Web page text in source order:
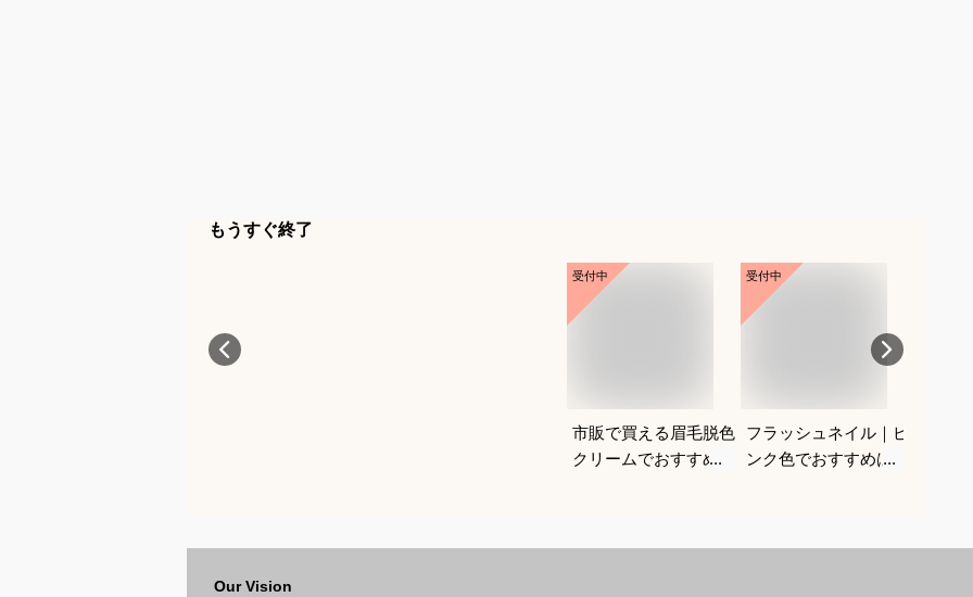
もうすぐ終了
受付中
市販で買える眉毛脱色
クリームでおすすめ
受付中
フラッシュネイル｜ピ
ンク色でおすすめは？
Our Vision